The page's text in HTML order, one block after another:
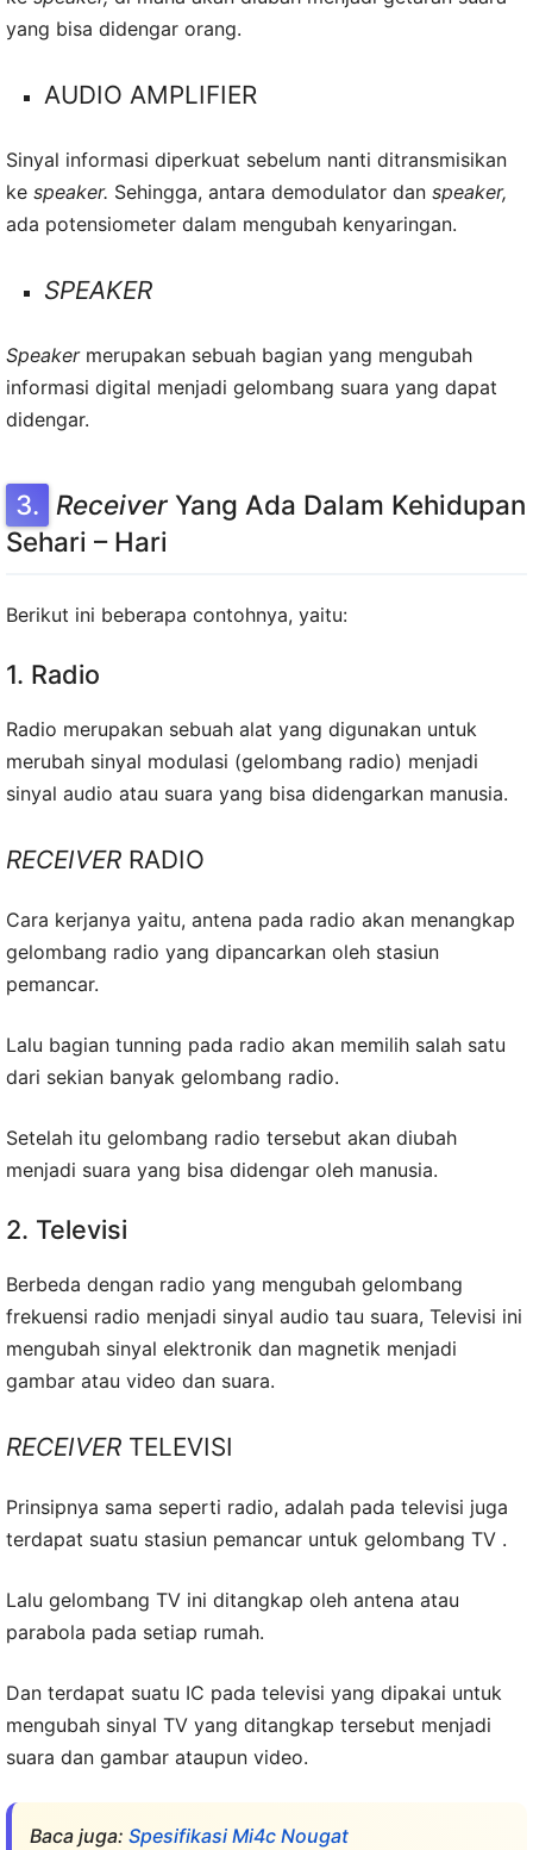
yang bisa didengar orang.
AUDIO AMPLIFIER
Sinyal informasi diperkuat sebelum nanti ditransmisikan
ke speaker. Sehingga, antara demodulator dan speaker,
ada potensiometer dalam mengubah kenyaringan.
SPEAKER
Speakermerupakan sebuah bagian yang mengubah
informasi digital menjadi gelombang suara yang dapat
didengar.
Receiver Yang Ada Dalam Kehidupan
Sehari – Hari
Berikut ini beberapa contohnya, yaitu:
1. Radio
Radio merupakan sebuah alat yang digunakan untuk
merubah sinyal modulasi (gelombang radio) menjadi
sinyal audio atau suara yang bisa didengarkan manusia.
RECEIVER RADIO
Cara kerjanya yaitu, antena pada radio akan menangkap
gelombang radio yang dipancarkan oleh stasiun
pemancar.
Lalu bagian tunning pada radio akan memilih salah satu
dari sekian banyak gelombang radio.
Setelah itu gelombang radio tersebut akan diubah
menjadi suara yang bisa didengar oleh manusia.
2. Televisi
Berbeda dengan radio yang mengubah gelombang
frekuensi radio menjadi sinyal audio tau suara, Televisi ini
mengubah sinyal elektronik dan magnetik menjadi
gambar atau video dan suara.
RECEIVER TELEVISI
Prinsipnya sama seperti radio, adalah pada televisi juga
terdapat suatu stasiun pemancar untuk gelombang TV .
Lalu gelombang TV ini ditangkap oleh antena atau
parabola pada setiap rumah.
Dan terdapat suatu IC pada televisi yang dipakai untuk
mengubah sinyal TV yang ditangkap tersebut menjadi
suara dan gambar ataupun video.
Baca juga: Spesifikasi Mi4c Nougat